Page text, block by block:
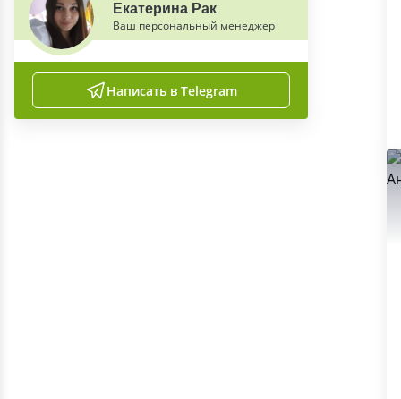
Екатерина Рак
Ваш персональный менеджер
Написать в Telegram